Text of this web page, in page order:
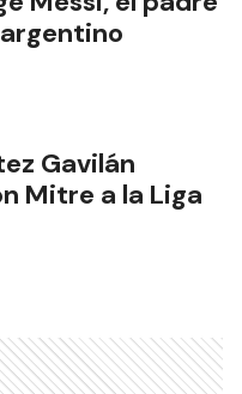
Gavilán
Mitre a la Liga